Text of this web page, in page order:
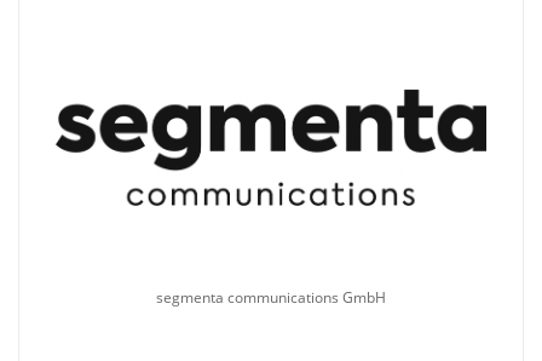
segmenta communications GmbH